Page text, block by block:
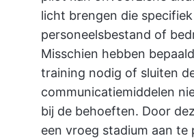
licht brengen die
personeelsbestand of
Misschien hebben
training nodig of sluiten
communicatiemiddelen
bij de behoeften. Door
een vroeg stadium aan te